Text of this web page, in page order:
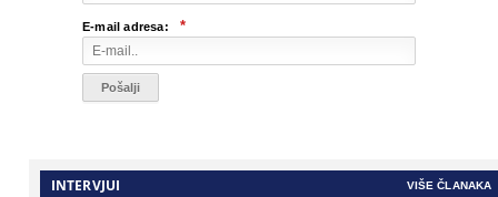
E-mail adresa: *
INTERVJUI VIŠE ČLANAKA